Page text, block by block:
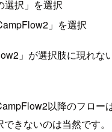
選択」を選択
」を選択
」が選択肢に現れな
以降のフロー
きないのは当然です。